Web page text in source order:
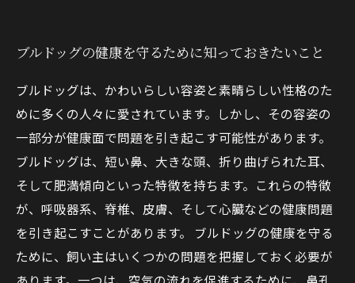
ブルドッグの健康を守るために知っておきたいこと
ブルドッグは、かわいらしい容姿と素晴らしい性格のた
めに多くの人々に愛されています。しかし、その容姿の
一部分が健康面で問題を引き起こす可能性があります。
ブルドッグは、短い鼻、大きな頭、折り曲げられた耳、
そして肥満傾向といった特徴を持ちます。これらの特徴
が、呼吸器系、脊椎、皮膚、そして心臓などの健康問題
を引き起こすことがあります。 ブルドッグの健康を守る
ために、飼い主はいくつかの問題を把握しておく必要が